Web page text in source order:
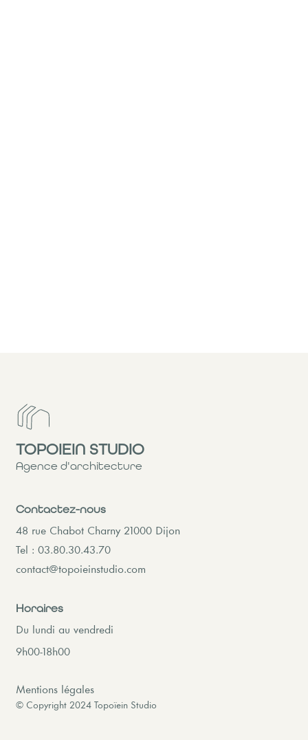
TOPOIEIN STUDIO
Agence d'architecture
Contactez-nous
48 rue Chabot Charny 21000 Dijon
Tel : 03.80.30.43.70
contact@topoieinstudio.com
Horaires
Du lundi au vendredi
9h00-18h00
Mentions légales
© Copyright 2024 Topoïein Studio